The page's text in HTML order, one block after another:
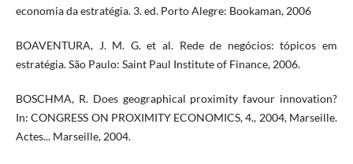
economia da estratégia. 3. ed. Porto Alegre: Bookaman, 2006
BOAVENTURA, J. M. G. et al. Rede de negócios: tópicos em
estratégia. São Paulo: Saint Paul Institute of Finance, 2006.
BOSCHMA, R. Does geographical proximity favour innovation?
In: CONGRESS ON PROXIMITY ECONOMICS, 4., 2004, Marseille.
Actes... Marseille, 2004.